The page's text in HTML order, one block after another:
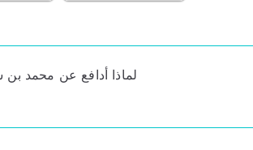
لماذا أدافع عن محمد